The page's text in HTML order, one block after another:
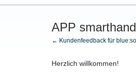
APP
← Kundenfeedback für
Herzlich willkommen!